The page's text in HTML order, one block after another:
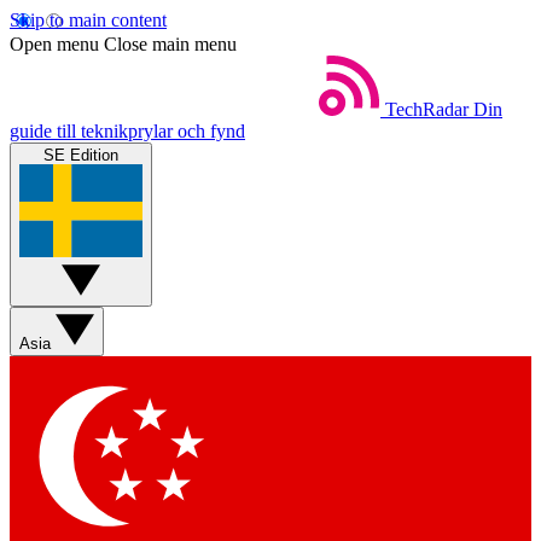
Skip to main content
Open menu Close main menu
TechRadar Din
guide till teknikprylar och fynd
SE Edition
Asia